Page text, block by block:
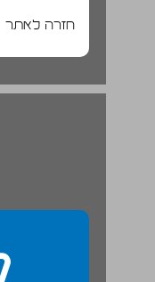
חזרה לאתר